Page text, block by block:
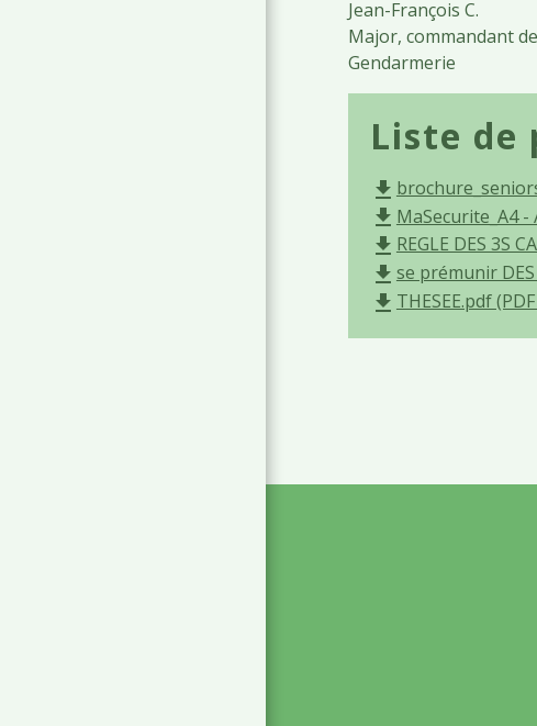
Jean-François C.
Major, commandant
Gendarmerie
Liste de
file_download
file_download MaSecurite_A4 -
file_download REGLE DES 3S
file_download se prémunir DES
file_download THESEE.pdf